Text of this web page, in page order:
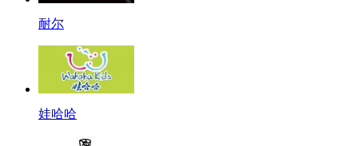
耐尔
娃哈哈